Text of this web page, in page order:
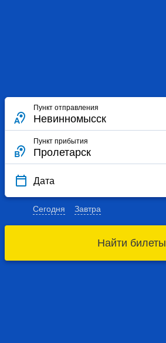
Пункт отправления
Пункт прибытия
Дата
Сегодня Завтра
Найти билеты